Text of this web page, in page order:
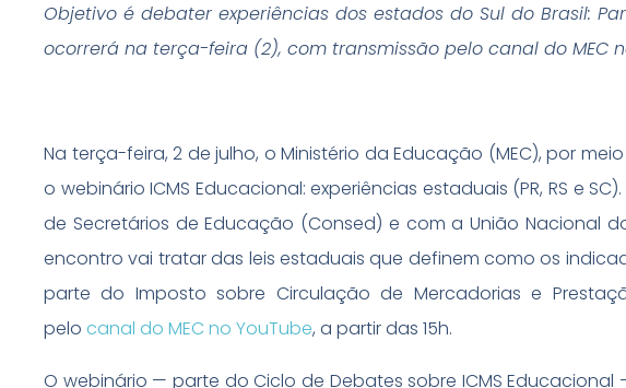
Objetivo é debater experiências dos estados do Sul do Brasil:
ocorrerá na terça-feira (2), com transmissão pelo canal do MEC
Na terça-feira, 2 de julho, o Ministério da Educação (MEC), por
o webinário ICMS Educacional: experiências estaduais (PR, RS e
de Secretários de Educação (Consed) e com a União Nacional
encontro vai tratar das leis estaduais que definem como os
parte do Imposto sobre Circulação de Mercadorias e
pelo canal do MEC no YouTube, a partir das 15h.
O webinário — parte do Ciclo de Debates sobre ICMS